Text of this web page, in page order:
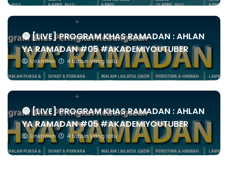
🔴 [LIVE] PROGRAM KHAS RAMADAN : AHLAN
YA RAMADAN #05 #AKADEMIYOUTUBER
Unknown 4 tahun yang lalu
🔴 [LIVE] PROGRAM KHAS RAMADAN : AHLAN
YA RAMADAN #05 #AKADEMIYOUTUBER
Unknown 4 tahun yang lalu